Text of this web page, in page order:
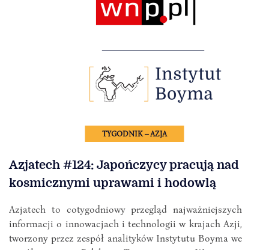
TYGODNIK – AZJA
Azjatech #124: Japończycy pracują nad
kosmicznymi uprawami i hodowlą
Azjatech to cotygodniowy przegląd najważniejszych
informacji o innowacjach i technologii w krajach Azji,
tworzony przez zespół analityków Instytutu Boyma we